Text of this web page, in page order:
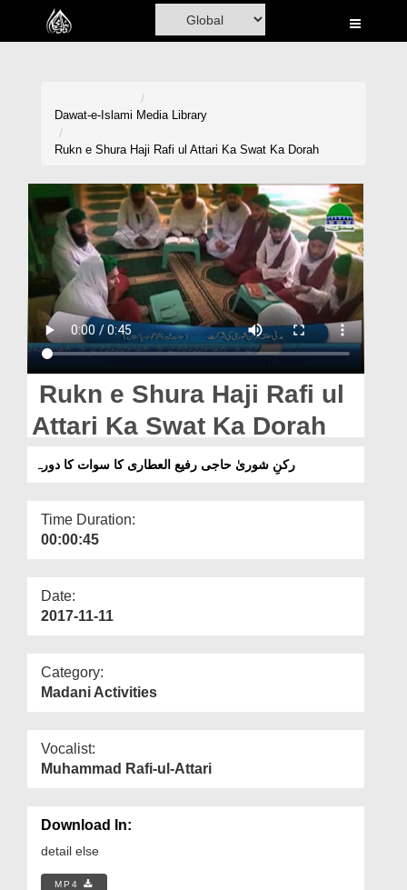
Home
Volunteer Portal
Rohani Ilaj
Donation
Magazine
Dawat-e-Islami Media Library
Rukn e Shura Haji Rafi ul Attari Ka Swat Ka Dorah
Rukn e Shura Haji Rafi ul
Attari Ka Swat Ka Dorah
رکنِ شوریٰ حاجی رفیع العطاری کا سوات کا دورہ
Time Duration:
00:00:45
Date:
2017-11-11
Category:
Madani Activities
Vocalist:
Muhammad Rafi-ul-Attari
Download In:
detail else
MP4